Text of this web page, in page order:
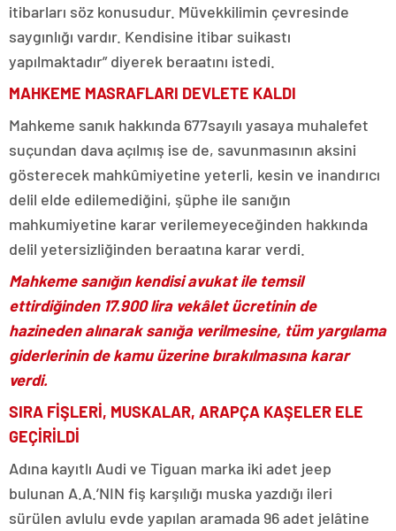
itibarları söz konusudur. Müvekkilimin çevresinde
saygınlığı vardır. Kendisine itibar suikastı
yapılmaktadır” diyerek beraatını istedi.
MAHKEME MASRAFLARI DEVLETE KALDI
Mahkeme sanık hakkında 677sayılı yasaya muhalefet
suçundan dava açılmış ise de, savunmasının aksini
gösterecek mahkûmiyetine yeterli, kesin ve inandırıcı
delil elde edilemediğini, şüphe ile sanığın
mahkumiyetine karar verilemeyeceğinden hakkında
delil yetersizliğinden beraatına karar verdi.
Mahkeme sanığın kendisi avukat ile temsil
ettirdiğinden 17.900 lira vekâlet ücretinin de
hazineden alınarak sanığa verilmesine, tüm yargılama
giderlerinin de kamu üzerine bırakılmasına karar
verdi.
SIRA FİŞLERİ, MUSKALAR, ARAPÇA KAŞELER ELE
GEÇİRİLDİ
Adına kayıtlı Audi ve Tiguan marka iki adet jeep
bulunan A.A.’NIN fiş karşılığı muska yazdığı ileri
sürülen avlulu evde yapılan aramada 96 adet jelâtine